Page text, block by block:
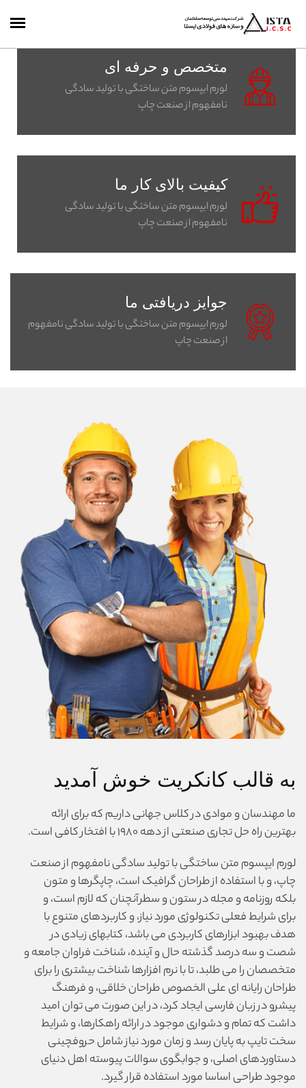
متخصص و حرفه ای
لورم ایپسوم متن ساختگی با تولید سادگی
نامفهوم از صنعت چاپ
کیفیت بالای کار ما
لورم ایپسوم متن ساختگی با تولید سادگی
نامفهوم از صنعت چاپ
جوایز دریافتی ما
لورم ایپسوم متن ساختگی با تولید سادگی نامفهوم
از صنعت چاپ
به قالب کانکریت خوش آمدید
ما مهندسان و موادی در کلاس جهانی داریم که برای ارائه
بهترین راه حل تجاری صنعتی از دهه ۱۹۸۰ با افتخار کافی است.
لورم ایپسوم متن ساختگی با تولید سادگی نامفهوم از صنعت
چاپ، و با استفاده از طراحان گرافیک است، چاپگرها و متون
بلکه روزنامه و مجله در ستون و سطرآنچنان که لازم است، و
برای شرایط فعلی تکنولوژی مورد نیاز، و کاربردهای متنوع با
هدف بهبود ابزارهای کاربردی می باشد، کتابهای زیادی در
شصت و سه درصد گذشته حال و آینده، شناخت فراوان جامعه و
متخصصان را می طلبد، تا با نرم افزارها شناخت بیشتری را برای
طراحان رایانه ای علی الخصوص طراحان خلاقی، و فرهنگ
پیشرو در زبان فارسی ایجاد کرد، در این صورت می توان امید
داشت که تمام و دشواری موجود در ارائه راهکارها، و شرایط
سخت تایپ به پایان رسد و زمان مورد نیاز شامل حروفچینی
دستاوردهای اصلی، و جوابگوی سوالات پیوسته اهل دنیای
موجود طراحی اساسا مورد استفاده قرار گیرد.